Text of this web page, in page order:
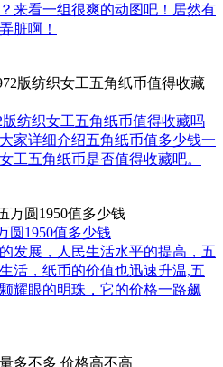
来看一组很爽的动图吧！居然有
脏啊！
纺织女工五角纸币值得收藏吗
家详细介绍五角纸币值多少钱一
工五角纸币是否值得收藏吧。
圆1950值多少钱
展，人民生活水平的提高，五
活，纸币的价值也迅速升温,五
耀眼的明珠，它的价格一路飙